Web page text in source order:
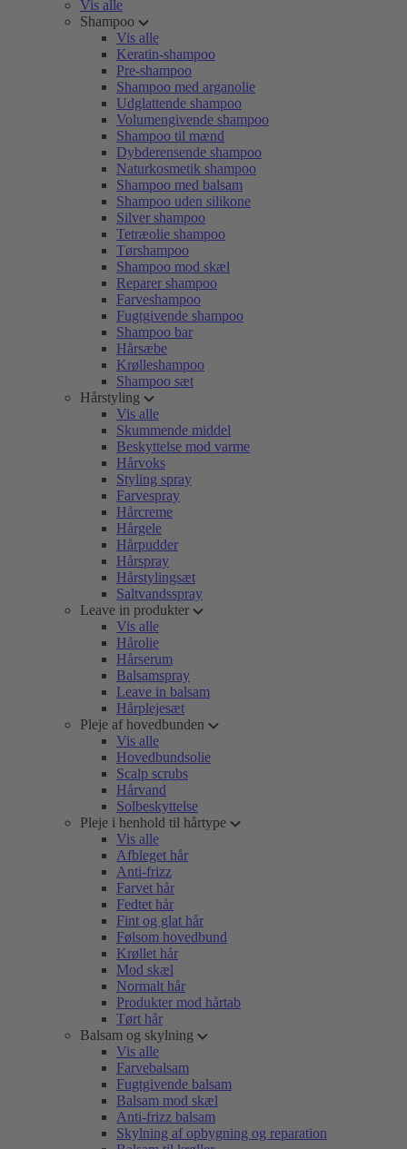
Vis alle
Shampoo
Vis alle
Keratin-shampoo
Pre-shampoo
Shampoo med arganolie
Udglattende shampoo
Volumengivende shampoo
Shampoo til mænd
Dybderensende shampoo
Naturkosmetik shampoo
Shampoo med balsam
Shampoo uden silikone
Silver shampoo
Tetræolie shampoo
Tørshampoo
Shampoo mod skæl
Reparer shampoo
Farveshampoo
Fugtgivende shampoo
Shampoo bar
Hårsæbe
Krølleshampoo
Shampoo sæt
Hårstyling
Vis alle
Skummende middel
Beskyttelse mod varme
Hårvoks
Styling spray
Farvespray
Hårcreme
Hårgele
Hårpudder
Hårspray
Hårstylingsæt
Saltvandsspray
Leave in produkter
Vis alle
Hårolie
Hårserum
Balsamspray
Leave in balsam
Hårplejesæt
Pleje af hovedbunden
Vis alle
Hovedbundsolie
Scalp scrubs
Hårvand
Solbeskyttelse
Pleje i henhold til hårtype
Vis alle
Afbleget hår
Anti-frizz
Farvet hår
Fedtet hår
Fint og glat hår
Følsom hovedbund
Krøllet hår
Mod skæl
Normalt hår
Produkter mod hårtab
Tørt hår
Balsam og skylning
Vis alle
Farvebalsam
Fugtgivende balsam
Balsam mod skæl
Anti-frizz balsam
Skylning af opbygning og reparation